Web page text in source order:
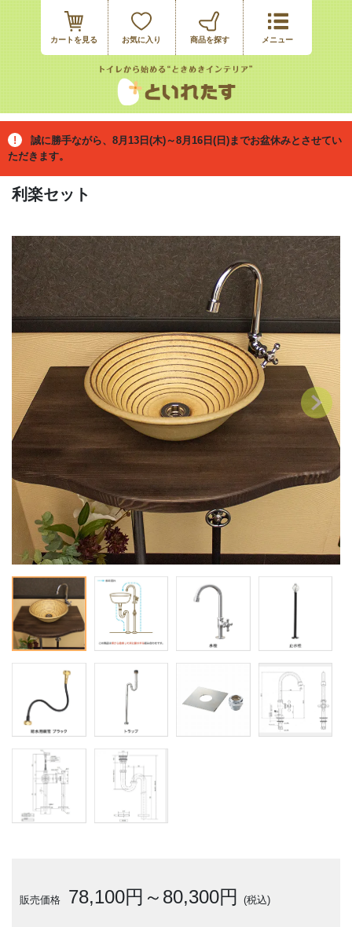
カートを見る お気に入り
誠に勝手ながら、8月13日(木)～8月16日(日)までお盆休みとさせてい
ただきます。
利楽セット
販売価格 78,100円～80,300円 (税込)